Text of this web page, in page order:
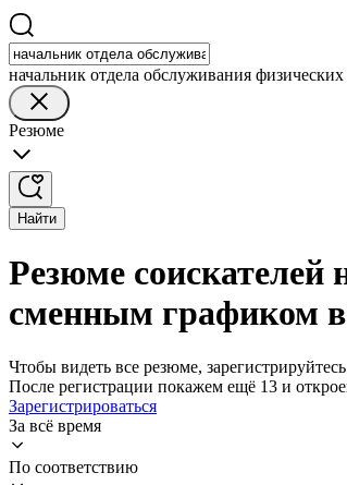
начальник отдела обслуживания
Резюме
Найти
Резюме соискателей
сменным графиком в
Чтобы видеть все резюме, зарегистрируйтесь
После регистрации покажем ещё 13 и
Зарегистрироваться
За всё время
По соответствию